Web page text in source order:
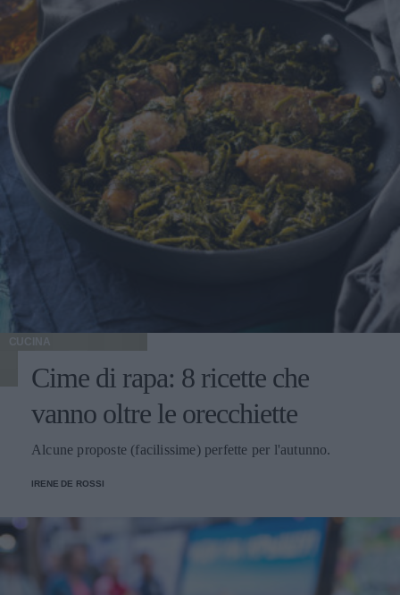
CUCINA
Cime di rapa: 8 ricette che
vanno oltre le orecchiette
Alcune proposte (facilissime) perfette per l'autunno.
IRENE DE ROSSI